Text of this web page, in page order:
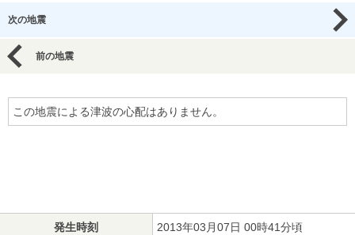
次の地震
前の地震
この地震による津波の心配はありません。
発生時刻 2013年03月07日 00時41分頃